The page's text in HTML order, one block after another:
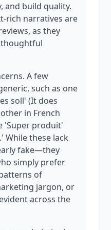
and build quality.
rich narratives are
as they
thoughtful
A few
such as one
soll' (It does
in French
'Super produit'
While these lack
fake—they
simply prefer
of
jargon, or
across the